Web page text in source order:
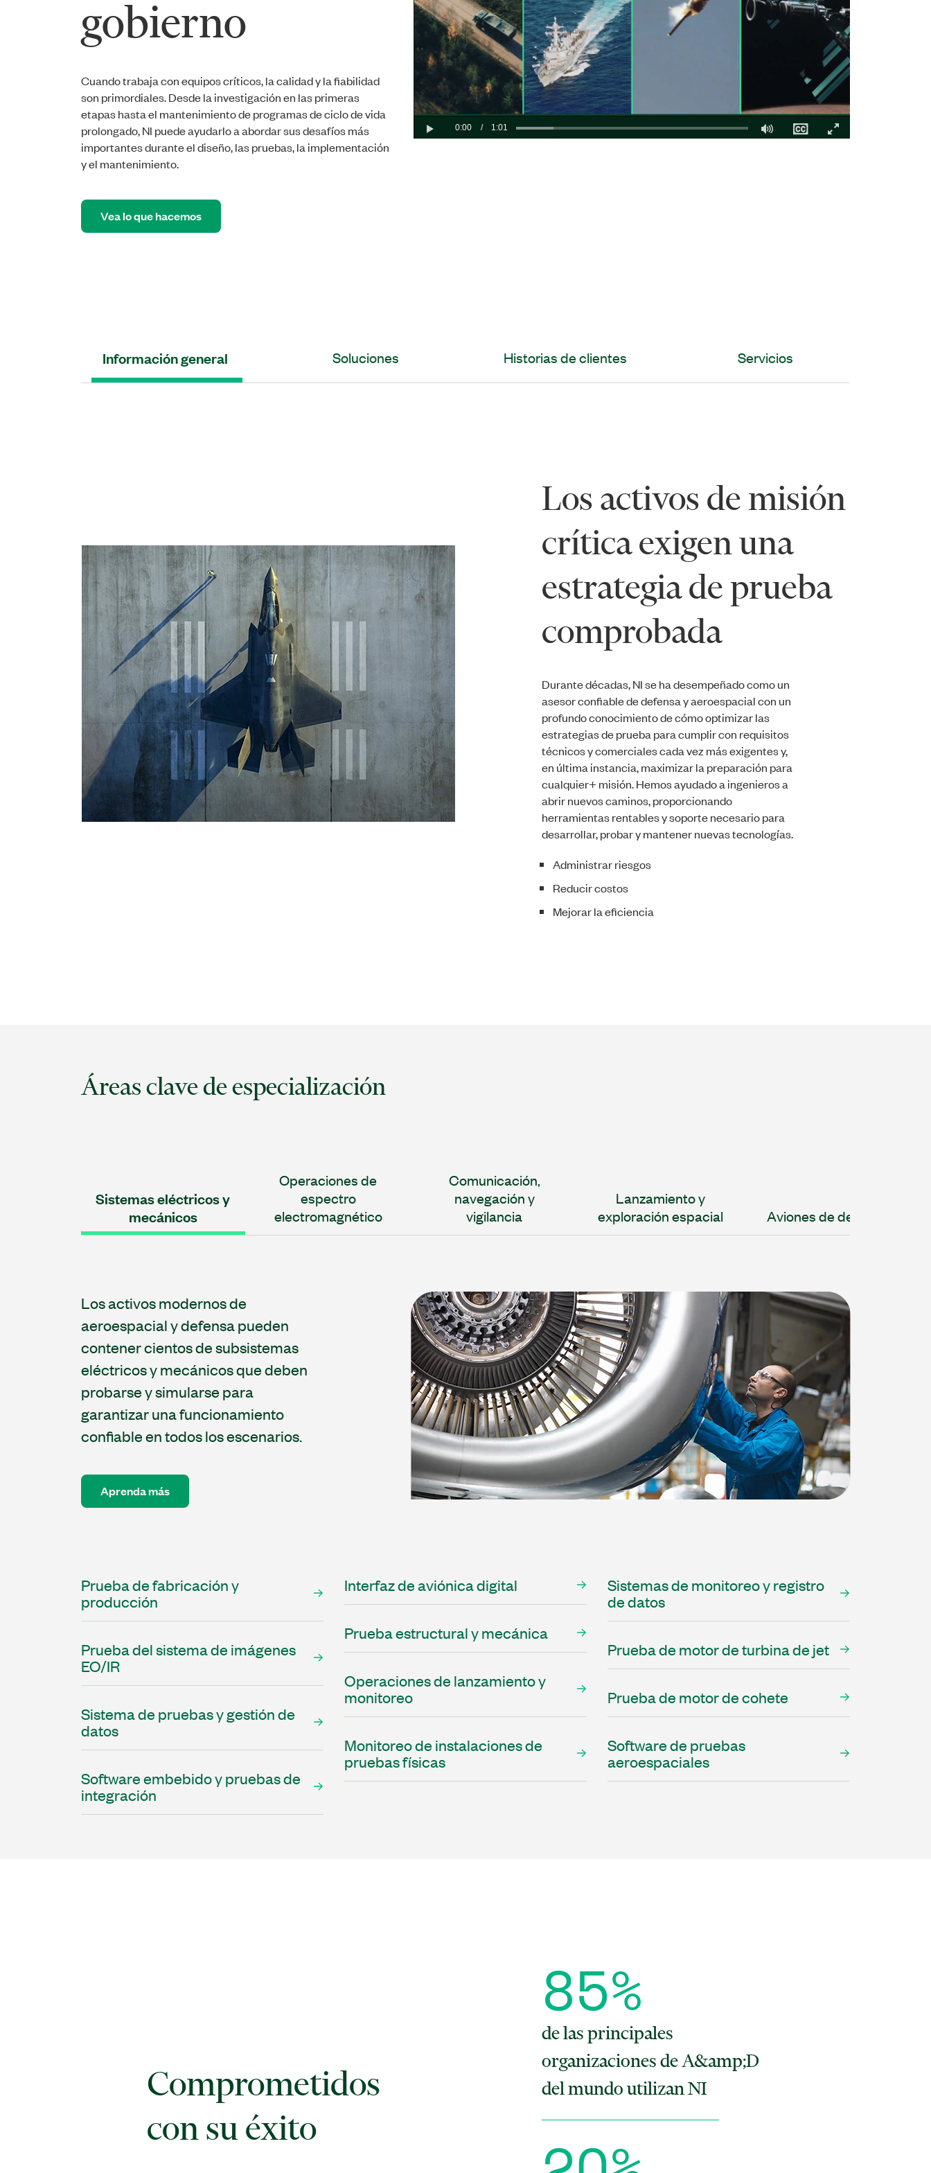
gobierno
Play
0:00 /
1:01
Fullscreen
Cuando trabaja con equipos críticos, la calidad y la fiabilidad
son primordiales. Desde la investigación en las primeras
etapas hasta el mantenimiento de programas de ciclo de vida
prolongado, NI puede ayudarlo a abordar sus desafíos más
importantes durante el diseño, las pruebas, la implementación
y el mantenimiento.
Vea lo que hacemos
Información general Soluciones Historias de clientes Servicios
Los activos de misión
crítica exigen una
estrategia de prueba
comprobada
Durante décadas, NI se ha desempeñado como un
asesor confiable de defensa y aeroespacial con un
profundo conocimiento de cómo optimizar las
estrategias de prueba para cumplir con requisitos
técnicos y comerciales cada vez más exigentes y,
en última instancia, maximizar la preparación para
cualquier+ misión. Hemos ayudado a ingenieros a
abrir nuevos caminos, proporcionando
herramientas rentables y soporte necesario para
desarrollar, probar y mantener nuevas tecnologías.
Administrar riesgos
Reducir costos
Mejorar la eficiencia
Áreas clave de especialización
Sistemas eléctricos y
mecánicos
Operaciones de
espectro
electromagnético
Comunicación,
navegación y
vigilancia
Lanzamiento y
exploración espacial
Aviones de defensa
Los activos modernos de
aeroespacial y defensa pueden
contener cientos de subsistemas
eléctricos y mecánicos que deben
probarse y simularse para
garantizar una funcionamiento
confiable en todos los escenarios.
Aprenda más
Prueba de fabricación y
producción
Prueba del sistema de imágenes
EO/IR
Sistema de pruebas y gestión de
datos
Software embebido y pruebas de
integración
Interfaz de aviónica digital
Prueba estructural y mecánica
Operaciones de lanzamiento y
monitoreo
Monitoreo de instalaciones de
pruebas físicas
Sistemas de monitoreo y registro
de datos
Prueba de motor de turbina de jet
Prueba de motor de cohete
Software de pruebas
aeroespaciales
Comprometidos
con su éxito
85%
de las principales
organizaciones de A&amp;D
del mundo utilizan NI